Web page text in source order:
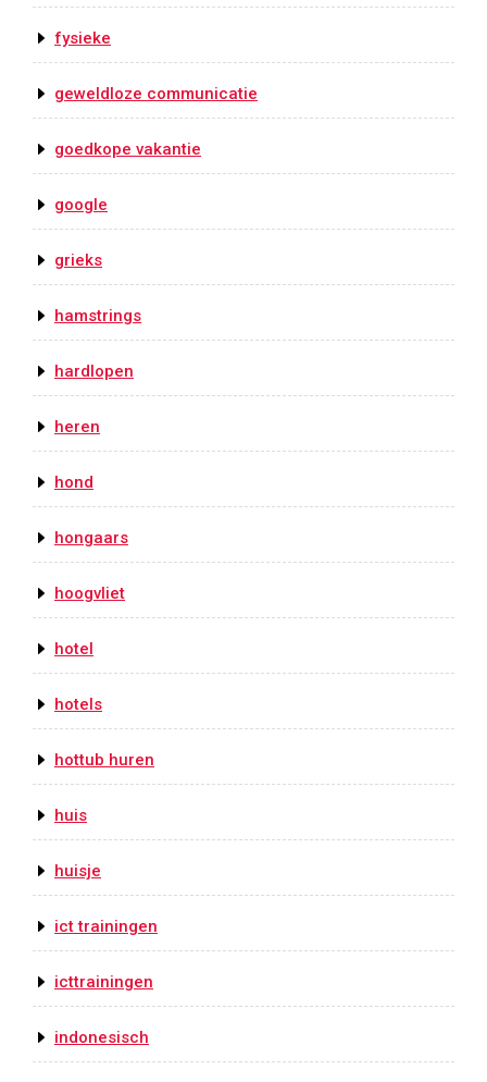
fysieke
geweldloze communicatie
goedkope vakantie
google
grieks
hamstrings
hardlopen
heren
hond
hongaars
hoogvliet
hotel
hotels
hottub huren
huis
huisje
ict trainingen
icttrainingen
indonesisch